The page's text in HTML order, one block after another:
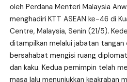
oleh Perdana Menteri Malaysia
menghadiri KTT ASEAN ke-46 di
Centre, Malaysia, Senin (21/5).
ditampilkan melalui jabatan
bersahabat mengisi ruang
dan kaku. Kedua pemimpin telah
masa lalu menunjukkan keakraban